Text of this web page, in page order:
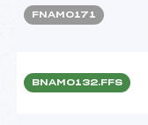
FNAM0171
BNAM0132.FFS